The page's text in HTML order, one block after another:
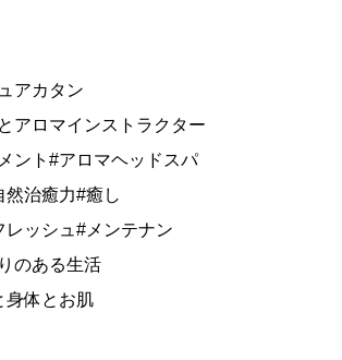
アカタン
アロマインストラクター
ント#アロマヘッドスパ
治癒力#癒し
ッシュ#メンテナン
のある生活
身体とお肌